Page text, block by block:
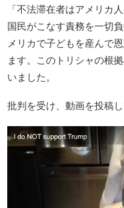
「不法滞在者はアメリカ
国民がこなす責務を一切
メリカで子どもを産んで
ます。このトリシャの根
いました。
批判を受け、動画を投稿し